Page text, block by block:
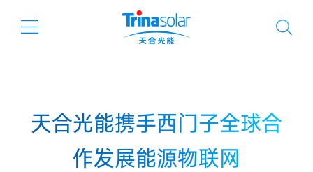
天合光能携手西门子全球合
作发展能源物联网